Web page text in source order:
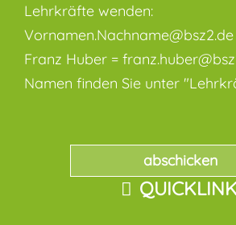
Lehrkräfte wenden:
Franz Huber =
Namen finden Sie unter